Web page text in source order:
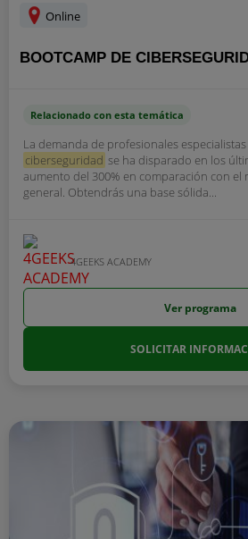
Online
BOOTCAMP DE
Relacionado con esta temática
La demanda de profesionales
ciberseguridad se ha disparado en los
aumento del 300% en comparación con el
general. Obtendrás una base sólida...
4GEEKS ACADEMY
Ver programa
SOLICITAR